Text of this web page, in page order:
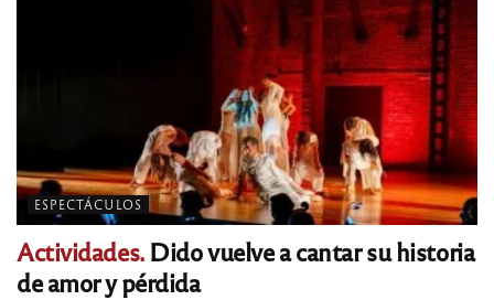
ESPECTÁCULOS
Actividades.Dido vuelve a cantar su historia
de amor y pérdida